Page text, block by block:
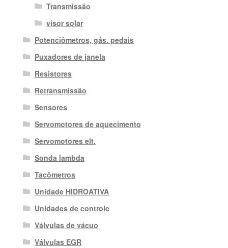
Transmissão
visor solar
Potenciômetros, gás. pedais
Puxadores de janela
Resistores
Retransmissão
Sensores
Servomotores de aquecimento
Servomotores elt.
Sonda lambda
Tacômetros
Unidade HIDROATIVA
Unidades de controle
Válvulas de vácuo
Válvulas EGR